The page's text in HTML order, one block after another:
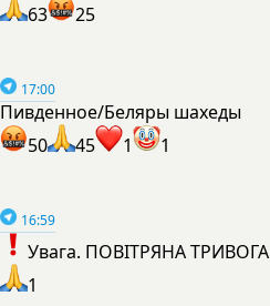
63
25
17:00
Пивденное/Беляры шахеды
50
45 1 1
16:59
Увага. ПОВІТРЯНА ТРИВОГА
1